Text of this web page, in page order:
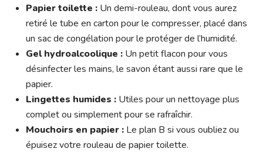
Papier toilette : Un demi-rouleau, dont vous aurez
retiré le tube en carton pour le compresser, placé dans
un sac de congélation pour le protéger de l’humidité.
Gel hydroalcoolique : Un petit flacon pour vous
désinfecter les mains, le savon étant aussi rare que le
papier.
Lingettes humides : Utiles pour un nettoyage plus
complet ou simplement pour se rafraîchir.
Mouchoirs en papier : Le plan B si vous oubliez ou
épuisez votre rouleau de papier toilette.